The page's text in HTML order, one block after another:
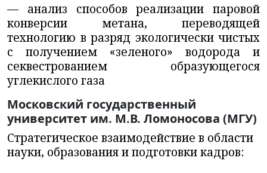
— анализ способов реализации паровой
конверсии метана, переводящей
технологию в разряд экологически чистых
с получением «зеленого» водорода и
секвестрованием образующегося
углекислого газа
Московский государственный
университет им. М.В. Ломоносова (МГУ)
Стратегическое взаимодействие в области
науки, образования и подготовки кадров: